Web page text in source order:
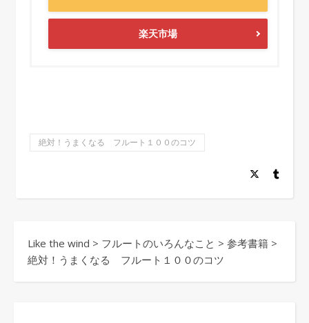
楽天市場
絶対！うまくなる フルート１００のコツ
Like the wind > フルートのいろんなこと > 参考書籍 >
絶対！うまくなる フルート１００のコツ